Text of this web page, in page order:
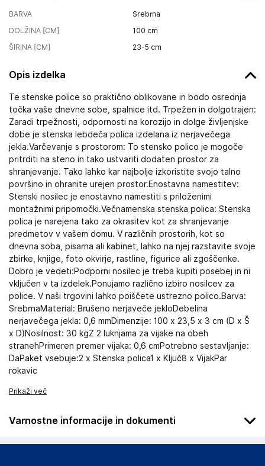
BARVA
Srebrna
DOLŽINA [CM]
100 cm
ŠIRINA [CM]
23-5 cm
Opis izdelka
Te stenske police so praktično oblikovane in bodo osrednja
točka vaše dnevne sobe, spalnice itd. Trpežen in dolgotrajen:
Zaradi trpežnosti, odpornosti na korozijo in dolge življenjske
dobe je stenska lebdeča polica izdelana iz nerjavečega
jekla.Varčevanje s prostorom: To stensko polico je mogoče
pritrditi na steno in tako ustvariti dodaten prostor za
shranjevanje. Tako lahko kar najbolje izkoristite svojo talno
površino in ohranite urejen prostor.Enostavna namestitev:
Stenski nosilec je enostavno namestiti s priloženimi
montažnimi pripomočki.Večnamenska stenska polica: Stenska
polica je narejena tako za okrasitev kot za shranjevanje
predmetov v vašem domu. V različnih prostorih, kot so
dnevna soba, pisarna ali kabinet, lahko na njej razstavite svoje
zbirke, knjige, foto okvirje, rastline, figurice ali zgoščenke.
Dobro je vedeti:Podporni nosilec je treba kupiti posebej in ni
vključen v ta izdelek.Ponujamo različno izbiro nosilcev za
police. V naši trgovini lahko poiščete ustrezno polico.Barva:
SrebrnaMaterial: Brušeno nerjaveče jekloDebelina
nerjavečega jekla: 0,6 mmDimenzije: 100 x 23,5 x 3 cm (D x Š
x D)Nosilnost: 30 kgZ 2 luknjama za vijake na obeh
stranehPrimeren premer vijaka: 0,6 cmPotrebno sestavljanje:
DaPaket vsebuje:2 x Stenska polica1 x Ključ8 x VijakPar
rokavic
Prikaži več
Varnostne informacije in dokumenti
Podatki o proizvajalcu